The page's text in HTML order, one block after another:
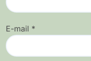
E-mail *